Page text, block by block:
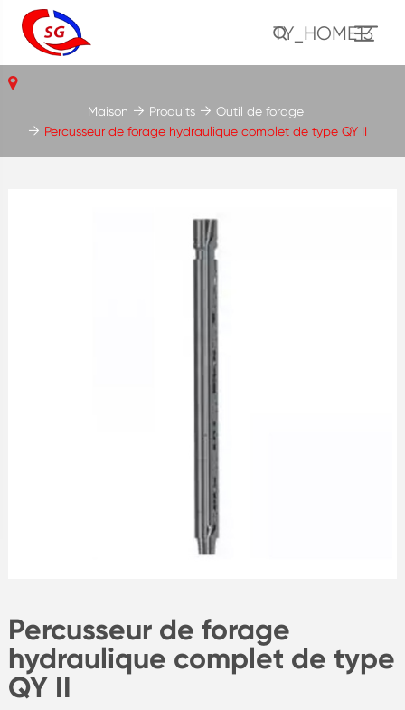
TY_HOME13
Percusseur de forage
hydraulique complet de type
QY II
Maison Produits
Outil de forage
Percusseur de forage hydraulique complet de type QY II